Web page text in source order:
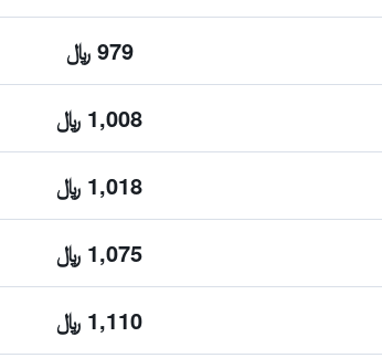
979 ﷼
1,008 ﷼
1,018 ﷼
1,075 ﷼
1,110 ﷼